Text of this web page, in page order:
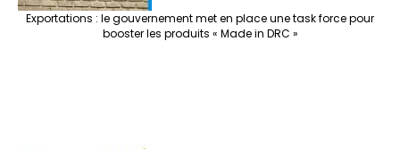
Exportations : le gouvernement met en place une task force pour
booster les produits « Made in DRC »